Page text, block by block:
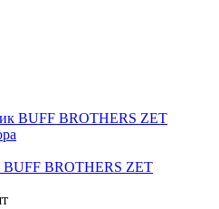
BUFF BROTHERS ZET